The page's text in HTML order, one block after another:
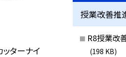
ターナイ
授業改善推
R8授業改
(198 KB)